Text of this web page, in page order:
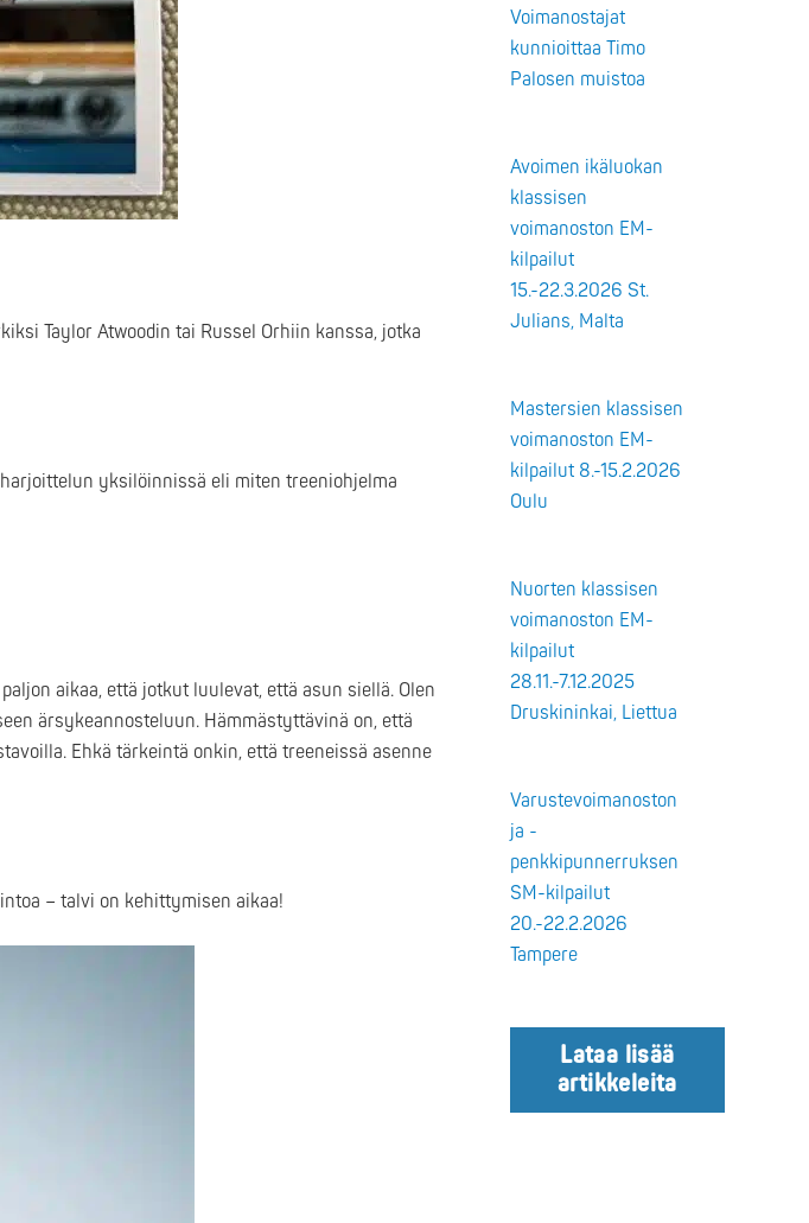
Taylor Atwoodin tai Russel Orhiin kanssa, jotka
yksilöinnissä eli miten treeniohjelma
aikaa, että jotkut luulevat, että asun siellä. Olen
ärsykeannosteluun. Hämmästyttävinä on, että
Ehkä tärkeintä onkin, että treeneissä asenne
– talvi on kehittymisen aikaa!
Voimanostajat
kunnioittaa Timo
Palosen muistoa
Avoimen ikäluokan
klassisen
voimanoston EM-
kilpailut
15.-22.3.2026 St.
Julians, Malta
Mastersien klassisen
voimanoston EM-
kilpailut 8.-15.2.2026
Oulu
Nuorten klassisen
voimanoston EM-
kilpailut
28.11.-7.12.2025
Druskininkai, Liettua
Varustevoimanoston
ja -
penkkipunnerruksen
SM-kilpailut
20.-22.2.2026
Tampere
Lataa lisää
artikkeleita